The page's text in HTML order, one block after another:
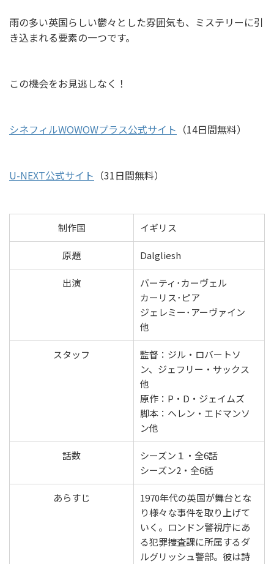
雨の多い英国らしい鬱々とした雰囲気も、ミステリーに引
き込まれる要素の一つです。
この機会をお見逃しなく！
シネフィルWOWOWプラス公式サイト （14日間無料）
U-NEXT公式サイト （31日間無料）
制作国 イギリス
原題 Dalgliesh
出演
バーティ･カーヴェル
カーリス･ピア
ジェレミー･アーヴァイン
他
スタッフ
監督：ジル・ロバートソ
ン、ジェフリー・サックス
他
原作：P・D・ジェイムズ
脚本：ヘレン・エドマンソ
ン他
話数
シーズン１・全6話
シーズン2・全6話
あらすじ
1970年代の英国が舞台とな
り様々な事件を取り上げて
いく。ロンドン警視庁にあ
る犯罪捜査課に所属するダ
ルグリッシュ警部。彼は詩